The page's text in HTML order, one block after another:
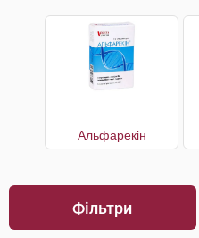
Альфарекін
Фільтри